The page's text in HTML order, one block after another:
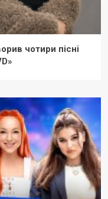
чотири пісні